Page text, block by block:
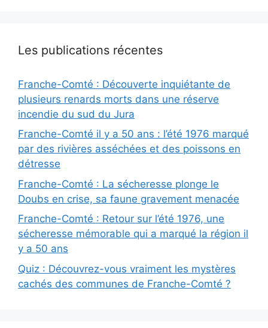
Les publications récentes
Franche-Comté : Découverte inquiétante de
plusieurs renards morts dans une réserve
incendie du sud du Jura
Franche-Comté il y a 50 ans : l’été 1976 marqué
par des rivières asséchées et des poissons en
détresse
Franche-Comté : La sécheresse plonge le
Doubs en crise, sa faune gravement menacée
Franche-Comté : Retour sur l’été 1976, une
sécheresse mémorable qui a marqué la région il
y a 50 ans
Quiz : Découvrez-vous vraiment les mystères
cachés des communes de Franche-Comté ?